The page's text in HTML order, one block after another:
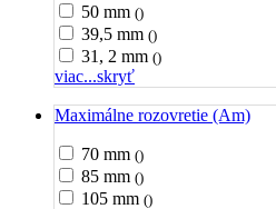
50 mm ()
39,5 mm ()
31, 2 mm ()
viac...skryť
Maximálne rozovretie (Am)
70 mm ()
85 mm ()
105 mm ()